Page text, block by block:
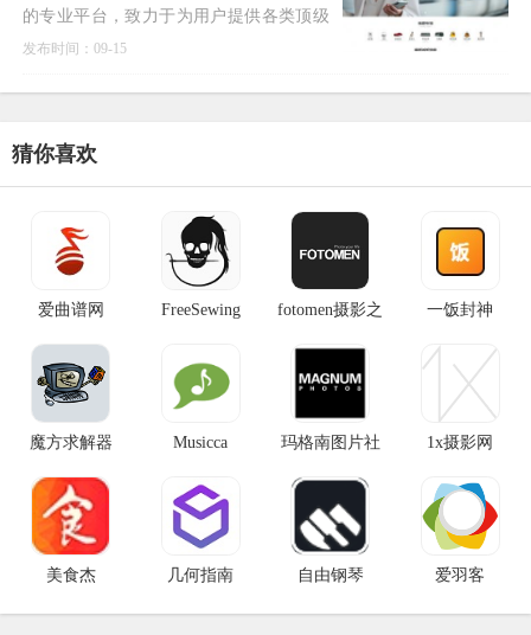
的专业平台，致力于为用户提供各类顶级
音频产品的最新试听信息与详细介绍，涵
发布时间：09-15
猜你喜欢
爱曲谱网 FreeSewing
fotomen摄影之
一饭封神
魔方求解器 Musicca 玛格南图片社 1x摄影网
美食杰 几何指南 自由钢琴 爱羽客